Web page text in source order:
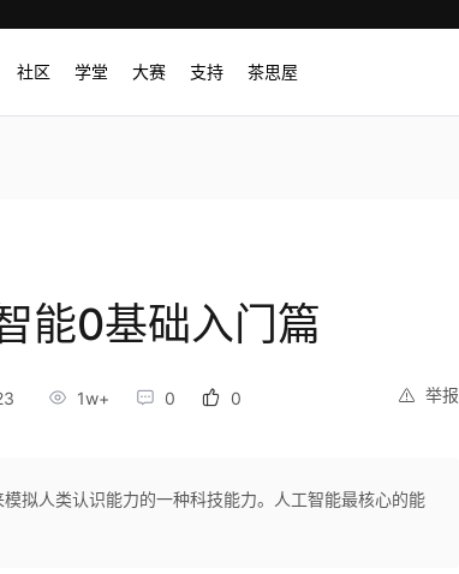
社区 学堂 大赛 支持 茶思屋
能0基础入门篇
举报
1w+ 0 0
拟人类认识能力的一种科技能力。人工智能最核心的能